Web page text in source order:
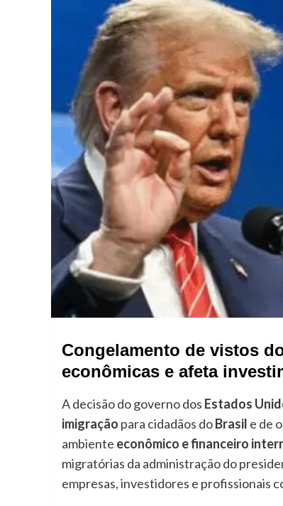
Congelamento de vistos
econômicas e afeta
A decisão do governo dos Estados
imigração para cidadãos doBrasil e de
ambiente econômico e financeiro
migratórias da administração do
empresas, investidores e profissionais